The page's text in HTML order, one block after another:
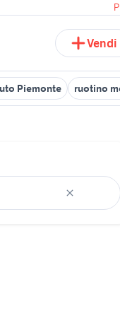
Vendi
Piemonte ruotino